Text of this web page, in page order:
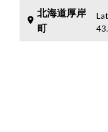
place
北海道厚岸
町